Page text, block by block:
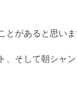
とがあると思いま
そして朝シャ